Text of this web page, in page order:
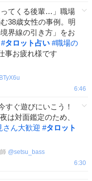
ってくる後輩…」職場
38歳女性の事例。明
界線の引き方」をお
#タロット占い #職場の
事お疲れ様です
6:46
すぐ遊びにいこう！
は対面鑑定のため、
さん大歓迎 #タロット
@setsu_bass
6:30